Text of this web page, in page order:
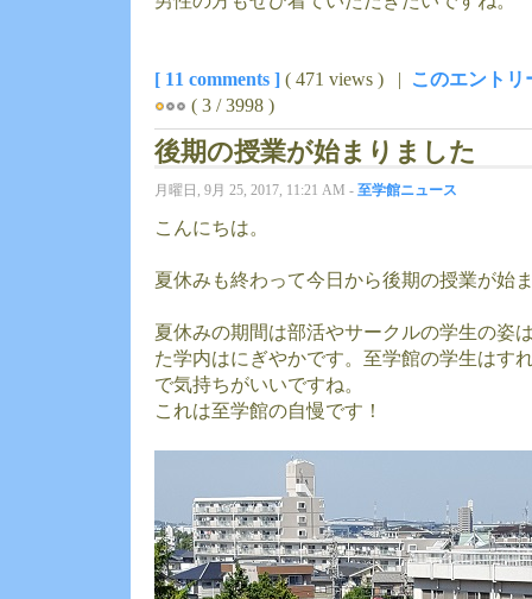
[ 11 comments ] ( 471 views ) | このエント
( 3 / 3998 )
後期の授業が始まりました
月曜日, 9月 25, 2017, 11:21 AM - 至学館ニュース
こんにちは。
夏休みも終わって今日から後期の授業が始
夏休みの期間は部活やサークルの学生の姿
た学内はにぎやかです。至学館の学生はす
で気持ちがいいですね。
これは至学館の自慢です！